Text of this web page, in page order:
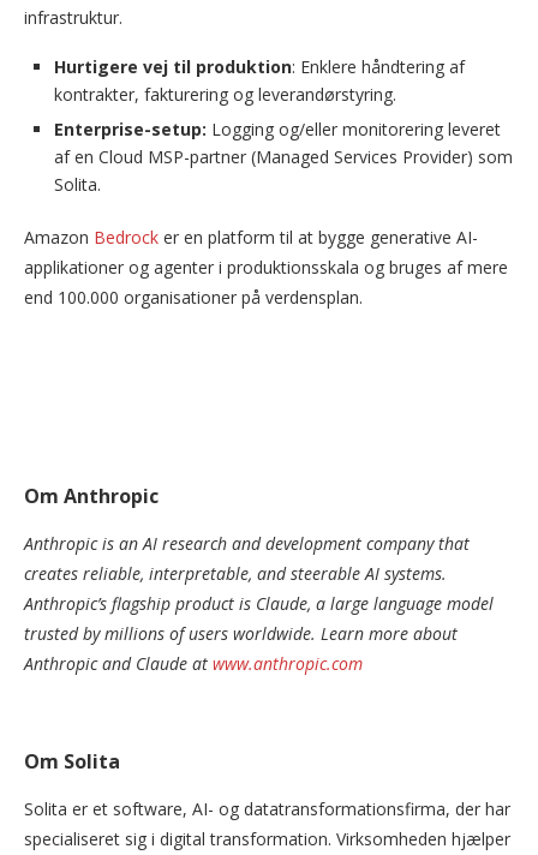
infrastruktur.
Hurtigere vej til produktion: Enklere håndtering af
kontrakter, fakturering og leverandørstyring.
Enterprise-setup: Logging og/eller monitorering leveret
af en Cloud MSP-partner (Managed Services Provider) som
Solita.
Amazon Bedrock er en platform til at bygge generative AI-
applikationer og agenter i produktionsskala og bruges af mere
end 100.000 organisationer på verdensplan.
Om Anthropic
Anthropic is an AI research and development company that
creates reliable, interpretable, and steerable AI systems.
Anthropic’s flagship product is Claude, a large language model
trusted by millions of users worldwide. Learn more about
Anthropic and Claude at www.anthropic.com
Om Solita
Solita er et software, AI- og datatransformationsfirma, der har
specialiseret sig i digital transformation. Virksomheden hjælper